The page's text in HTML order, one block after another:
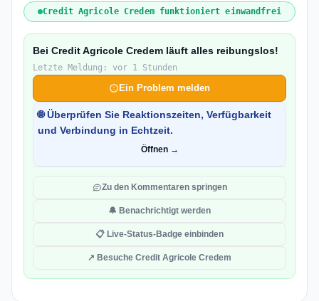
Credit Agricole Credem funktioniert einwandfrei
Bei Credit Agricole Credem läuft alles reibungslos!
Letzte Meldung: vor 1 Stunden
Ein Problem melden
🌐 Überprüfen Sie Reaktionszeiten, Verfügbarkeit
und Verbindung in Echtzeit.
Öffnen →
Zu den Kommentaren springen
🔔 Benachrichtigt werden
📋 Live-Status-Badge einbinden
↗ Besuche Credit Agricole Credem